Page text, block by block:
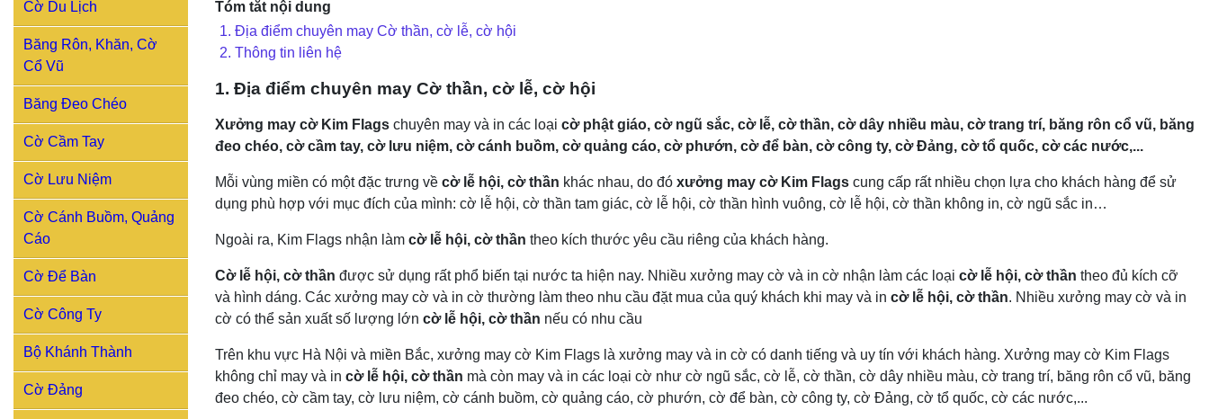
Cờ Du Lịch
Băng Rôn, Khăn, Cờ
Cổ Vũ
Băng Đeo Chéo
Cờ Cầm Tay
Cờ Lưu Niệm
Cờ Cánh Buồm, Quảng
Cáo
Cờ Để Bàn
Cờ Công Ty
Bộ Khánh Thành
Cờ Đảng
Tóm tắt nội dung
1. Địa điểm chuyên may Cờ thần, cờ lễ, cờ hội
2. Thông tin liên hệ
1. Địa điểm chuyên may Cờ thần, cờ lễ, cờ hội
Xưởng may cờ Kim Flags chuyên may và in các loại cờ phật giáo, cờ ngũ sắc, cờ lễ, cờ thần, cờ dây nhiều màu, cờ trang trí, băng rôn cổ vũ, băng
đeo chéo, cờ cầm tay, cờ lưu niệm, cờ cánh buồm, cờ quảng cáo, cờ phướn, cờ để bàn, cờ công ty, cờ Đảng, cờ tổ quốc, cờ các nước,...
Mỗi vùng miền có một đặc trưng về cờ lễ hội, cờ thần khác nhau, do đó xưởng may cờ Kim Flags cung cấp rất nhiều chọn lựa cho khách hàng để sử
dụng phù hợp với mục đích của mình: cờ lễ hội, cờ thần tam giác, cờ lễ hội, cờ thần hình vuông, cờ lễ hội, cờ thần không in, cờ ngũ sắc in…
Ngoài ra, Kim Flags nhận làm cờ lễ hội, cờ thần theo kích thước yêu cầu riêng của khách hàng.
Cờ lễ hội, cờ thần được sử dụng rất phổ biến tại nước ta hiện nay. Nhiều xưởng may cờ và in cờ nhận làm các loại cờ lễ hội, cờ thần theo đủ kích cỡ
và hình dáng. Các xưởng may cờ và in cờ thường làm theo nhu cầu đặt mua của quý khách khi may và in cờ lễ hội, cờ thần. Nhiều xưởng may cờ và in
cờ có thể sản xuất số lượng lớn cờ lễ hội, cờ thần nếu có nhu cầu
Trên khu vực Hà Nội và miền Bắc, xưởng may cờ Kim Flags là xưởng may và in cờ có danh tiếng và uy tín với khách hàng. Xưởng may cờ Kim Flags
không chỉ may và in cờ lễ hội, cờ thần mà còn may và in các loại cờ như cờ ngũ sắc, cờ lễ, cờ thần, cờ dây nhiều màu, cờ trang trí, băng rôn cổ vũ, băng
đeo chéo, cờ cầm tay, cờ lưu niệm, cờ cánh buồm, cờ quảng cáo, cờ phướn, cờ để bàn, cờ công ty, cờ Đảng, cờ tổ quốc, cờ các nước,...